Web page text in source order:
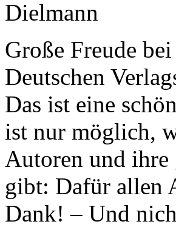
Große Freude
Deutschen
Das ist eine
ist nur möglich,
Autoren und ihre
gibt: Dafür allen
Dank! – Und